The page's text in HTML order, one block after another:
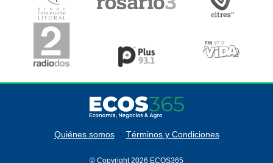
Quiénes somos · Términos y Condiciones
© Copyright 2026 ECOS365